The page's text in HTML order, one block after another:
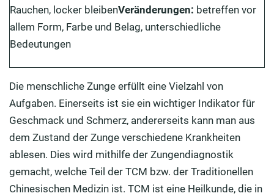
Fazit zur Zungendiagnostik nach TCM
Rauchen, locker bleibenVeränderungen: betreffen vor
allem Form, Farbe und Belag, unterschiedliche
Bedeutungen
Die menschliche Zunge erfüllt eine Vielzahl von
Aufgaben. Einerseits ist sie ein wichtiger Indikator für
Geschmack und Schmerz, andererseits kann man aus
dem Zustand der Zunge verschiedene Krankheiten
ablesen. Dies wird mithilfe der Zungendiagnostik
gemacht, welche Teil der TCM bzw. der Traditionellen
Chinesischen Medizin ist. TCM ist eine Heilkunde, die in